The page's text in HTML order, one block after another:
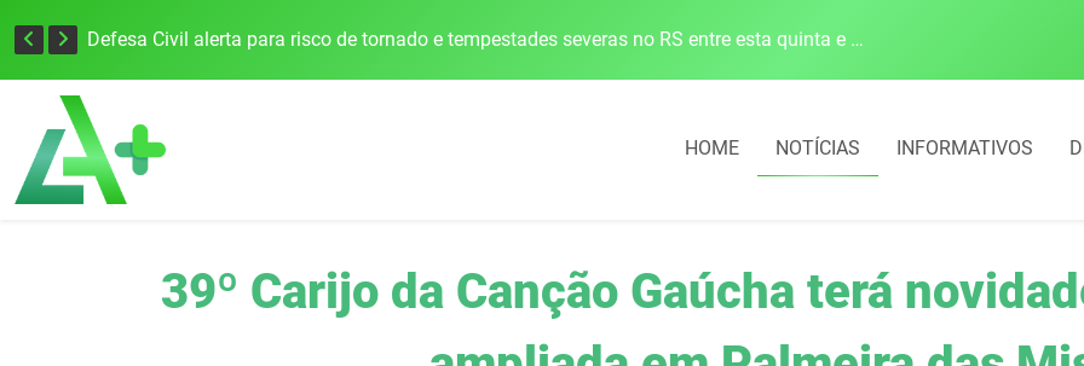
Defesa Civil alerta para risco de tornado e tempestades severas no RS entre esta quinta e sexta-feira
HOME NOTÍCIAS INFORMATIVOS
39º Carijo da Canção Gaúcha terá